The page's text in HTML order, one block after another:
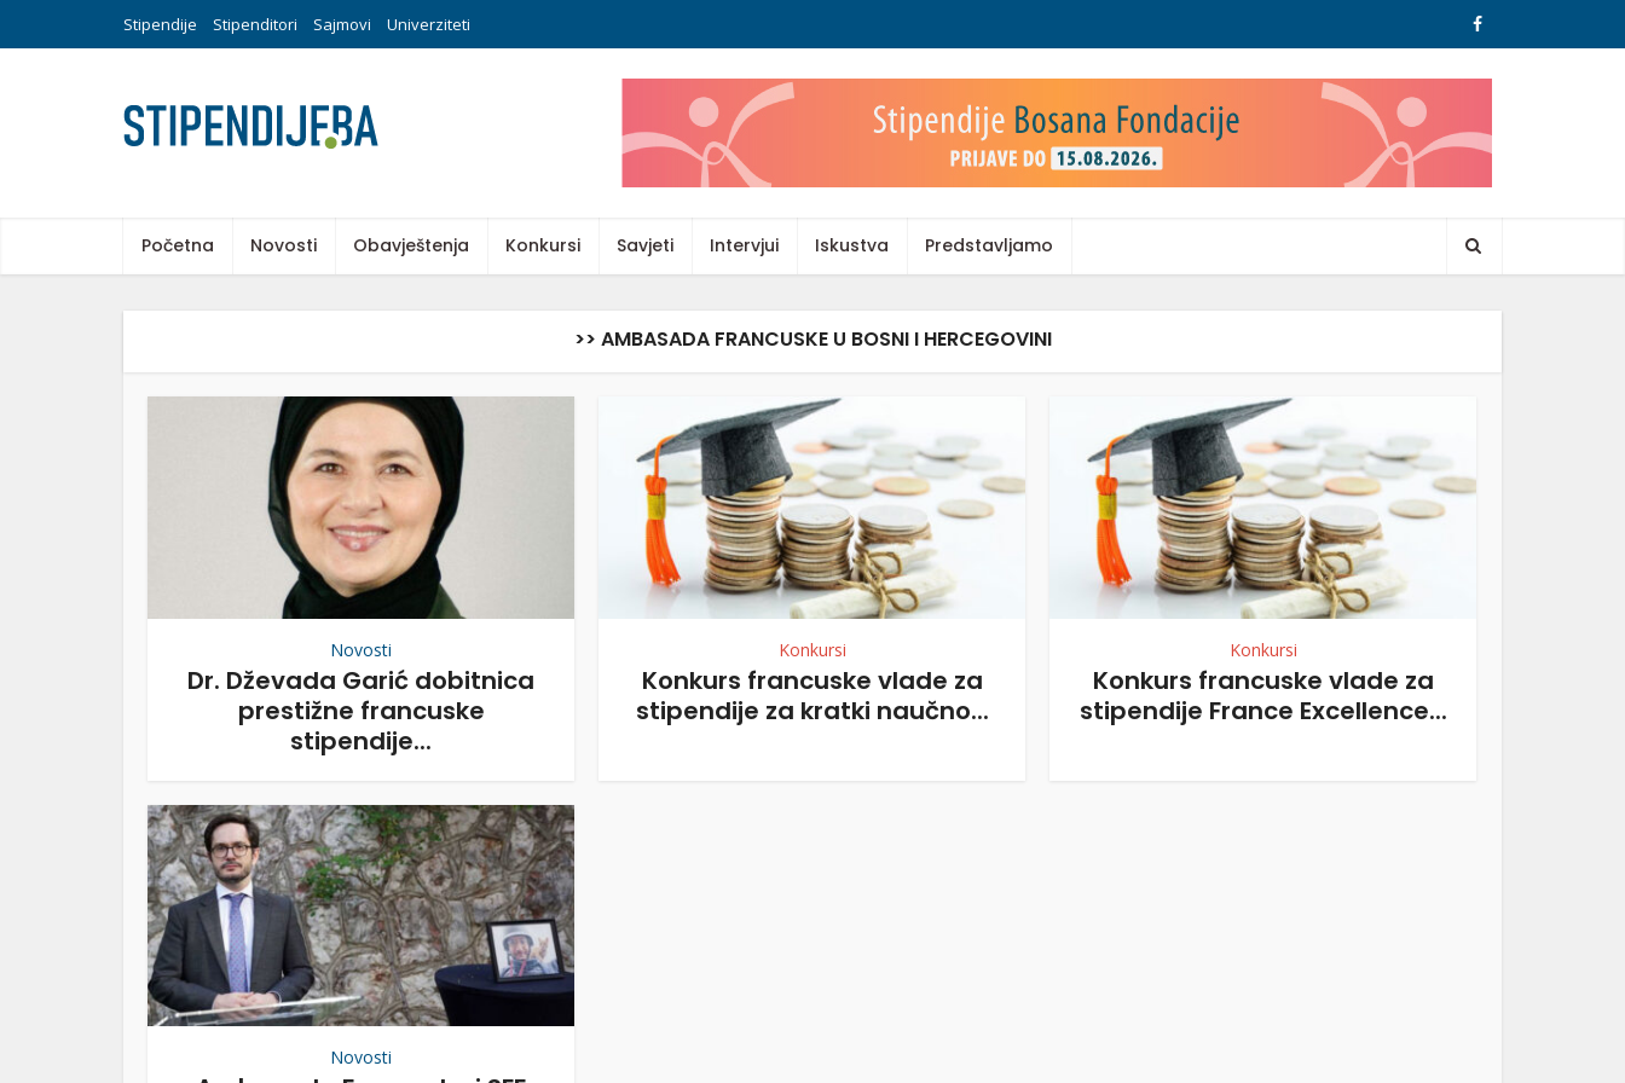
Stipendije Stipenditori Sajmovi Univerziteti
Početna Novosti Obavještenja Konkursi Savjeti Intervjui Iskustva Predstavljamo
>> AMBASADA FRANCUSKE U BOSNI I HERCEGOVINI
Novosti
Dr. Dževada Garić dobitnica
prestižne francuske
stipendije...
Konkursi
Konkurs francuske vlade za
stipendije za kratki naučno...
Konkursi
Konkurs francuske vlade za
stipendije France Excellence...
Novosti